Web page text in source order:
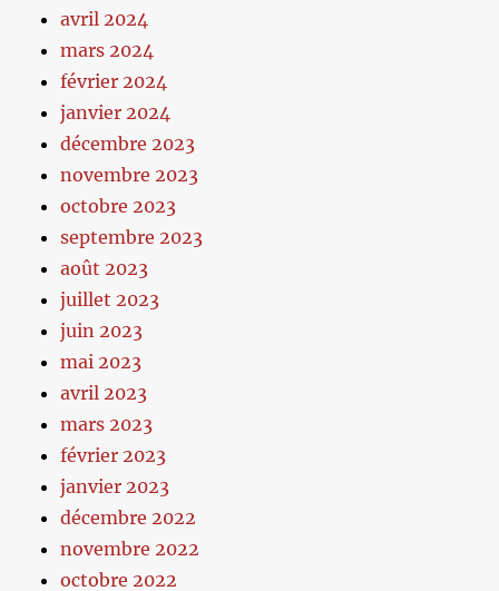
avril 2024
mars 2024
février 2024
janvier 2024
décembre 2023
novembre 2023
octobre 2023
septembre 2023
août 2023
juillet 2023
juin 2023
mai 2023
avril 2023
mars 2023
février 2023
janvier 2023
décembre 2022
novembre 2022
octobre 2022